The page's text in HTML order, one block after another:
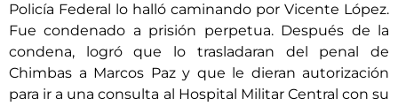
Policía Federal lo halló caminando por Vicente López.
Fue condenado a prisión perpetua. Después de la
condena, logró que lo trasladaran del penal de
Chimbas a Marcos Paz y que le dieran autorización
para ir a una consulta al Hospital Militar Central con su